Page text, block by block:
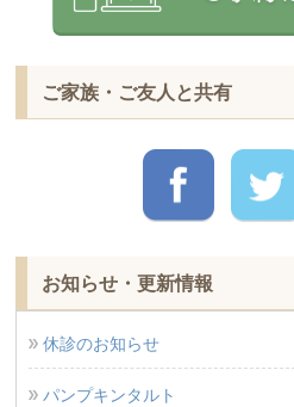
ご家族・ご友人と共有
お知らせ・更新情報
休診のお知らせ
パンプキンタルト